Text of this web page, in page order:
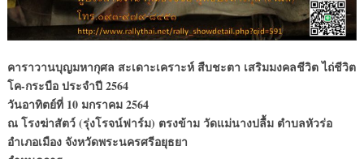
คาราวานบุญมหากุศล สะเดาะเคราะห์ สืบชะตา เสริมมงคลชีวิต ไถ่ชีวิต
โค-กระบือ ประจำปี 2564
วันอาทิตย์ที่ 10 มกราคม 2564
ณ โรงฆ่าสัตว์ (รุ่งโรจน์ฟาร์ม) ตรงข้าม วัดแม่นางปลื้ม ตำบลหัวร่อ
อำเภอเมือง จังหวัดพระนครศรีอยุธยา